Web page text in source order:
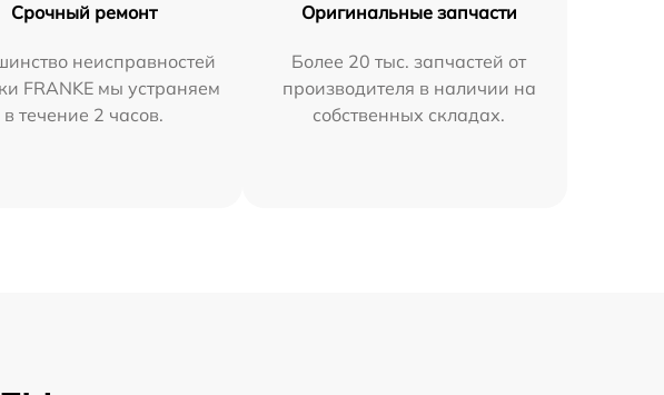
Срочный ремонт
неисправностей
FRANKE мы устраняем
в течение 2 часов.
Оригинальные запчасти
Более 20 тыс. запчастей от
производителя в наличии на
собственных складах.